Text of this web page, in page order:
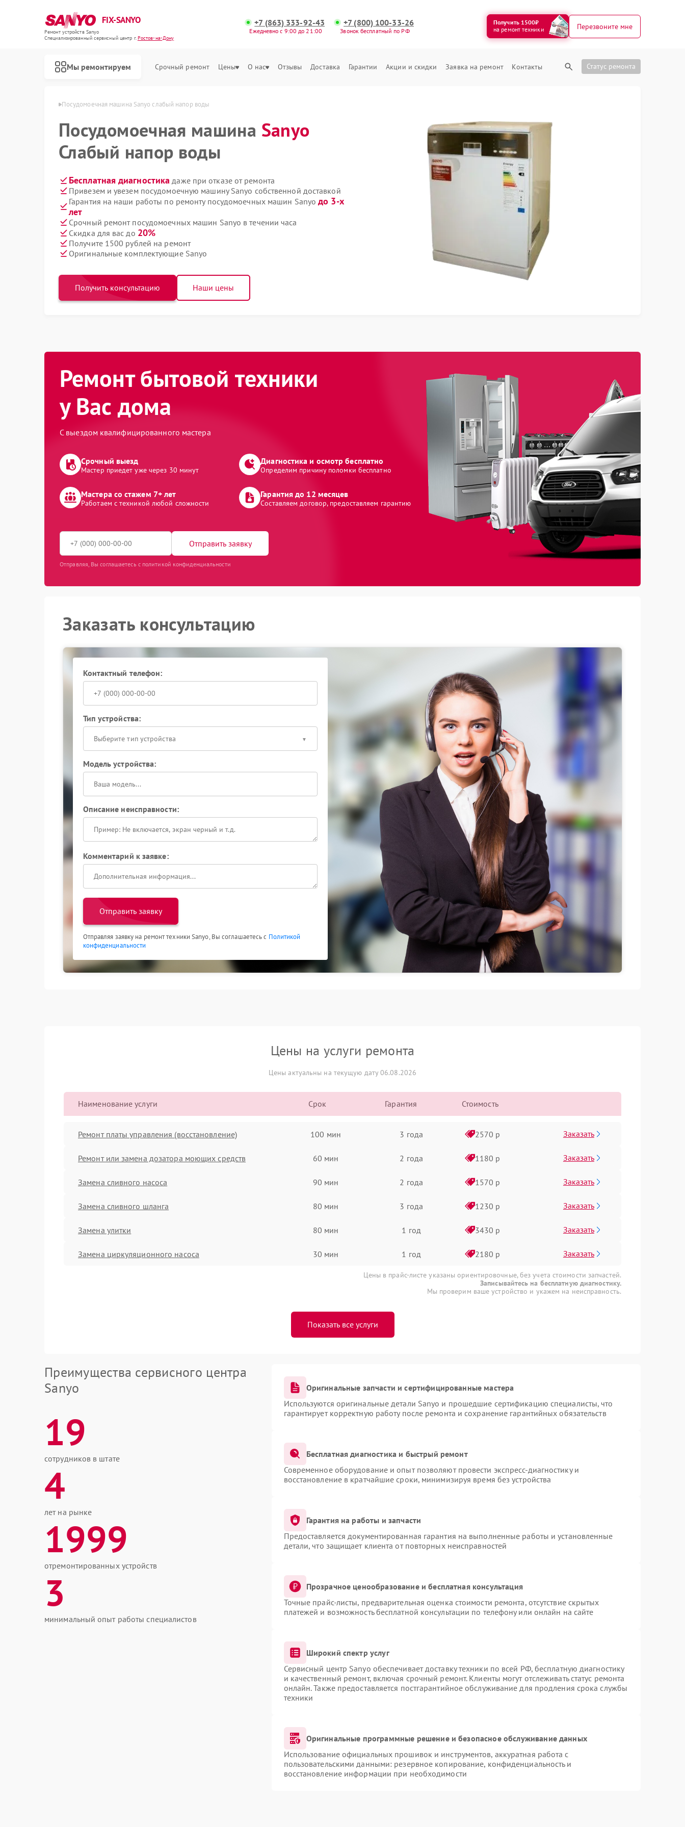
FIX-SANYO
Ремонт устройств Sanyo
Специализированный cервисный центр г.Ростов-на-Дону
+7 (863) 333-92-43
Ежедневно с 9:00 до 21:00
+7 (800) 100-33-26
Звонок бесплатный по РФ
Получить 1500₽
на ремонт техники
Перезвоните мне
Мы ремонтируем Срочный ремонт Цены О нас Отзывы Доставка Гарантии Акции и скидки Заявка на ремонт Контакты Статус ремонта
Посудомоечная машина Sanyo слабый напор воды
Посудомоечная машина Sanyo
Слабый напор воды
Бесплатная диагностика даже при отказе от ремонта
Привезем и увезем посудомоечную машину Sanyo собственной доставкой
Гарантия на наши работы по ремонту посудомоечных машин Sanyoдо 3-х
лет
Срочный ремонт посудомоечных машин Sanyo в течении часа
Скидка для вас до 20%
Получите 1500 рублей на ремонт
Оригинальные комплектующие Sanyo
Получить консультацию Наши цены
Ремонт бытовой техники
у Вас дома
С выездом квалифицированного мастера
Срочный выезд
Мастер приедет уже через 30 минут
Диагностика и осмотр бесплатно
Определим причину поломки бесплатно
Мастера со стажем 7+ лет
Работаем с техникой любой сложности
Гарантия до 12 месяцев
Составляем договор, предоставляем гарантию
Отправить заявку
Отправляя, Вы соглашаетесь с политикой конфиденциальности
Заказать консультацию
Контактный телефон:
Тип устройства:
Выберите тип устройства
Модель устройства:
Описание неисправности:
Комментарий к заявке:
Отправить заявку
Отправляя заявку на ремонт техники Sanyo, Вы соглашаетесь с Политикой
конфиденциальности
Цены на услуги ремонта
Цены актуальны на текущую дату 06.08.2026
Наименование услуги Срок Гарантия Стоимость
Ремонт платы управления (восстановление) 100 мин 3 года 2570 р Заказать
Ремонт или замена дозатора моющих средств 60 мин 2 года 1180 р Заказать
Замена сливного насоса 90 мин 2 года 1570 р Заказать
Замена сливного шланга 80 мин 3 года 1230 р Заказать
Замена улитки 80 мин 1 год 3430 р Заказать
Замена циркуляционного насоса 30 мин 1 год 2180 р Заказать
Цены в прайс-листе указаны ориентировочные, без учета стоимости запчастей.
Записывайтесь на бесплатную диагностику.
Мы проверим ваше устройство и укажем на неисправность.
Показать все услуги
Преимущества сервисного центра
Sanyo
19
сотрудников в штате
4
лет на рынке
1999
отремонтированных устройств
3
минимальный опыт работы специалистов
Оригинальные запчасти и сертифицированные мастера
Используются оригинальные детали Sanyo и прошедшие сертификацию специалисты, что
гарантирует корректную работу после ремонта и сохранение гарантийных обязательств
Бесплатная диагностика и быстрый ремонт
Современное оборудование и опыт позволяют провести экспресс-диагностику и
восстановление в кратчайшие сроки, минимизируя время без устройства
Гарантия на работы и запчасти
Предоставляется документированная гарантия на выполненные работы и установленные
детали, что защищает клиента от повторных неисправностей
Прозрачное ценообразование и бесплатная консультация
Точные прайс-листы, предварительная оценка стоимости ремонта, отсутствие скрытых
платежей и возможность бесплатной консультации по телефону или онлайн на сайте
Широкий спектр услуг
Сервисный центр Sanyo обеспечивает доставку техники по всей РФ, бесплатную диагностику
и качественный ремонт, включая срочный ремонт. Клиенты могут отслеживать статус ремонта
онлайн. Также предоставляется постгарантийное обслуживание для продления срока службы
техники
Оригинальные программные решение и безопасное обслуживание данных
Использование официальных прошивок и инструментов, аккуратная работа с
пользовательскими данными: резервное копирование, конфиденциальность и
восстановление информации при необходимости